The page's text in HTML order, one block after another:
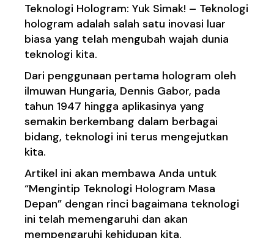
Teknologi Hologram: Yuk Simak! – Teknologi
hologram adalah salah satu inovasi luar
biasa yang telah mengubah wajah dunia
teknologi kita.
Dari penggunaan pertama hologram oleh
ilmuwan Hungaria, Dennis Gabor, pada
tahun 1947 hingga aplikasinya yang
semakin berkembang dalam berbagai
bidang, teknologi ini terus mengejutkan
kita.
Artikel ini akan membawa Anda untuk
“Mengintip Teknologi Hologram Masa
Depan” dengan rinci bagaimana teknologi
ini telah memengaruhi dan akan
mempengaruhi kehidupan kita.